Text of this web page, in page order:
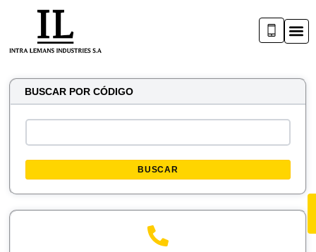
BUSCAR POR CÓDIGO
BUSCAR